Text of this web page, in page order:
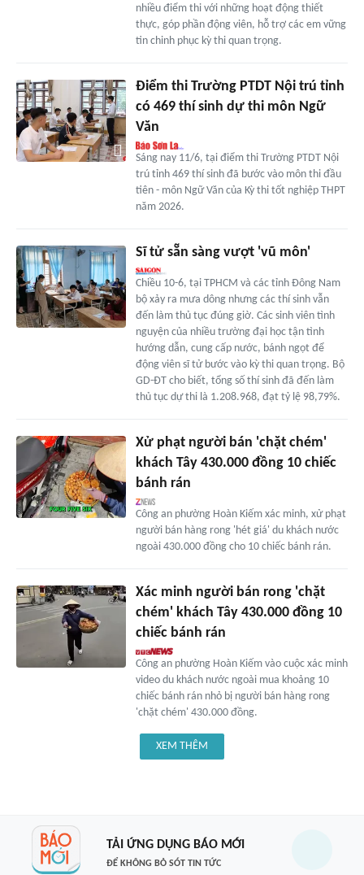
nhiều điểm thi với những hoạt động thiết
thực, góp phần động viên, hỗ trợ các em vững
tin chinh phục kỳ thi quan trọng.
Điểm thi Trường PTDT Nội trú tỉnh
có 469 thí sinh dự thi môn Ngữ
Văn
Sáng nay 11/6, tại điểm thi Trường PTDT Nội
trú tỉnh 469 thí sinh đã bước vào môn thi đầu
tiên - môn Ngữ Văn của Kỳ thi tốt nghiệp THPT
năm 2026.
Sĩ tử sẵn sàng vượt 'vũ môn'
Chiều 10-6, tại TPHCM và các tỉnh Đông Nam
bộ xảy ra mưa dông nhưng các thí sinh vẫn
đến làm thủ tục đúng giờ. Các sinh viên tình
nguyện của nhiều trường đại học tận tình
hướng dẫn, cung cấp nước, bánh ngọt để
động viên sĩ tử bước vào kỳ thi quan trọng. Bộ
GD-ĐT cho biết, tổng số thí sinh đã đến làm
thủ tục dự thi là 1.208.968, đạt tỷ lệ 98,79%.
Xử phạt người bán 'chặt chém'
khách Tây 430.000 đồng 10 chiếc
bánh rán
Công an phường Hoàn Kiếm xác minh, xử phạt
người bán hàng rong 'hét giá' du khách nước
ngoài 430.000 đồng cho 10 chiếc bánh rán.
Xác minh người bán rong 'chặt
chém' khách Tây 430.000 đồng 10
chiếc bánh rán
Công an phường Hoàn Kiếm vào cuộc xác minh
video du khách nước ngoài mua khoảng 10
chiếc bánh rán nhỏ bị người bán hàng rong
'chặt chém' 430.000 đồng.
XEM THÊM
TẢI ỨNG DỤNG BÁO MỚI
ĐỂ KHÔNG BỎ SÓT TIN TỨC